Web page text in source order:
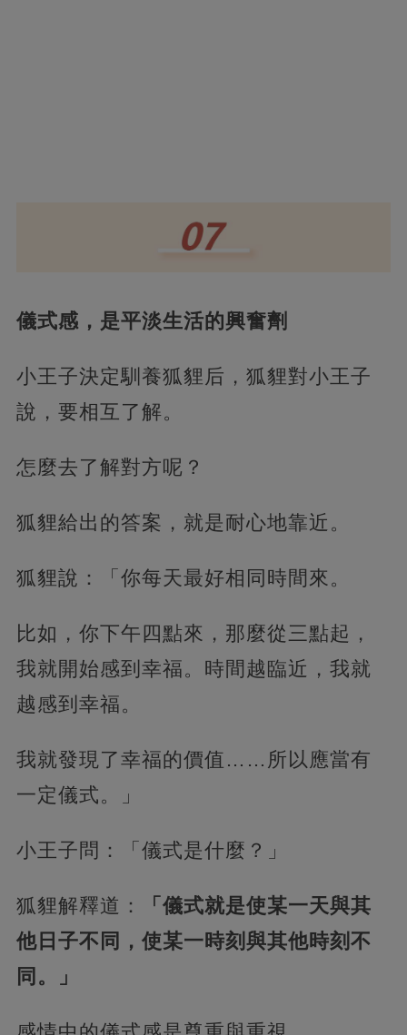
儀式感，是平淡生活的興奮劑
小王子決定馴養狐貍后，狐貍對小王子
說，要相互了解。
怎麼去了解對方呢？
狐貍給出的答案，就是耐心地靠近。
狐貍說：「你每天最好相同時間來。
比如，你下午四點來，那麼從三點起，
我就開始感到幸福。時間越臨近，我就
越感到幸福。
我就發現了幸福的價值……所以應當有
一定儀式。」
小王子問：「儀式是什麼？」
狐貍解釋道：
「儀式就是使某一天與其
他日子不同，使某一時刻與其他時刻不
同。」